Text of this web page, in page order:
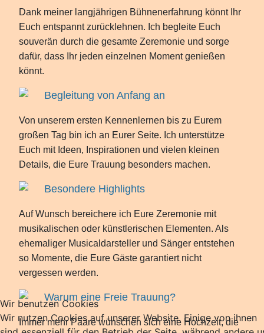
Dank meiner langjährigen Bühnenerfahrung könnt Ihr
Euch entspannt zurücklehnen. Ich begleite Euch
souverän durch die gesamte Zeremonie und sorge
dafür, dass Ihr jeden einzelnen Moment genießen
könnt.
Begleitung von Anfang an
Von unserem ersten Kennenlernen bis zu Eurem
großen Tag bin ich an Eurer Seite. Ich unterstütze
Euch mit Ideen, Inspirationen und vielen kleinen
Details, die Eure Trauung besonders machen.
Besondere Highlights
Auf Wunsch bereichere ich Eure Zeremonie mit
musikalischen oder künstlerischen Elementen. Als
ehemaliger Musicaldarsteller und Sänger entstehen
so Momente, die Eure Gäste garantiert nicht
vergessen werden.
Warum eine Freie Trauung?
Immer mehr Paare wünschen sich eine Hochzeit, die
Wir benutzen Cookies
Wir nutzen Cookies auf unserer Website. Einige von ihnen